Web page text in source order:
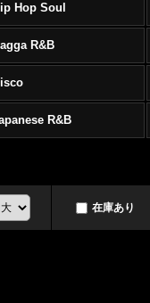
Hop Soul
R&B
R&B
在庫あり